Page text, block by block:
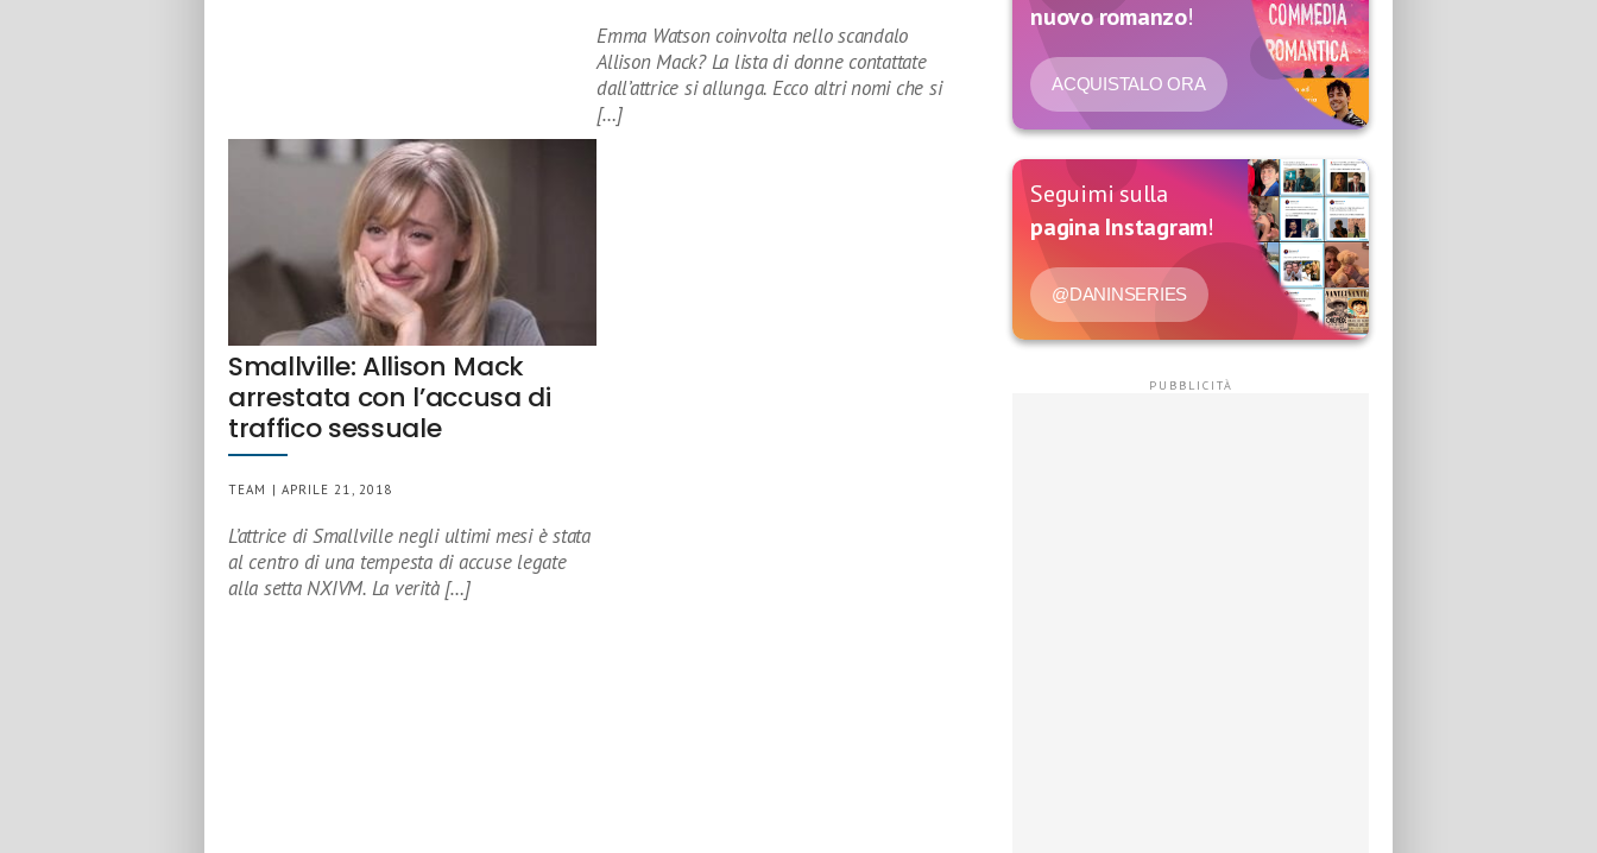
Emma Watson coinvolta nello scandalo
Allison Mack? La lista di donne contattate
dall’attrice si allunga. Ecco altri nomi che si
[…]
Smallville: Allison Mack
arrestata con l’accusa di
traffico sessuale
TEAM | APRILE 21, 2018
L’attrice di Smallville negli ultimi mesi è stata
al centro di una tempesta di accuse legate
alla setta NXIVM. La verità […]
nuovo romanzo!
ACQUISTALO ORA
Seguimi sulla
pagina Instagram!
@DANINSERIES